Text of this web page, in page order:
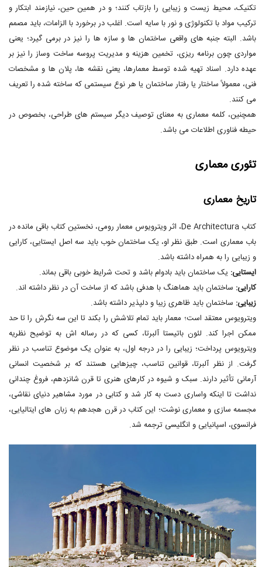
تکنیک، محیط زیست و زیبایی را بازتاب کنند؛ و در همین حین، نیازمند ابتکار و
ترکیب مواد با تکنولوژی و نور با سایه است. اغلب در برخورد با الزامات، باید مصمم
باشد. البته جنبه های واقعی ساختمان ها و سازه ها را نیز در برمی گیرد؛ یعنی
مواردی چون برنامه ریزی، تخمین هزینه و مدیریت پروسه ساخت وساز را نیز بر
عهده دارد. اسناد تهیه شده توسط معمارها، یعنی نقشه ها، پلان ها و مشخصات
فنی، معمولاً ساختار یا رفتار ساختمان یا هر نوع سیستمی که ساخته شده را تعریف
می کنند.
همچنین، کلمه معماری به معنای توصیف دیگر سیستم های طراحی، بخصوص در
حیطه فناوری اطلاعات می باشد.
تئوری معماری
تاریخ معماری
کتاب De Architectura، اثر ویترویوس معمار رومی، نخستین کتاب باقی مانده در
باب معماری است. طبق نظر او، یک ساختمان خوب باید سه اصل ایستایی، کارایی
و زیبایی را به همراه داشته باشد.
ایستایی: یک ساختمان باید بادوام باشد و تحت شرایط خوبی باقی بماند.
کارایی: ساختمان باید هماهنگ با هدفی باشد که از ساخت آن در نظر داشته اند.
زیبایی: ساختمان باید ظاهری زیبا و دلپذیر داشته باشد.
ویترویوس معتقد است؛ معمار باید تمام تلاشش را بکند تا این سه نگرش را تا حد
ممکن اجرا کند. لئون باتیستا آلبرتا، کسی که در رساله اش به توضیح نظریه
ویترویوس پرداخت؛ زیبایی را در درجه اول، به عنوان یک موضوع تناسب در نظر
گرفت. از نظر آلبرتا، قوانین تناسب، چیزهایی هستند که بر شخصیت انسانی
آرمانی تأثیر دارند. سبک و شیوه در کارهای هنری تا قرن شانزدهم، فروغ چندانی
نداشت تا اینکه واساری دست به کار شد و کتابی در مورد مشاهیر دنیای نقاشی،
مجسمه سازی و معماری نوشت؛ این کتاب در قرن هجدهم به زبان های ایتالیایی،
فرانسوی، اسپانیایی و انگلیسی ترجمه شد.